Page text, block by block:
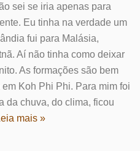
sei se iria apenas para
Eu tinha na verdade um
fui para Malásia,
Aí não tinha como deixar
As formações são bem
Koh Phi Phi. Para mim foi
da chuva, do clima, ficou
mais »